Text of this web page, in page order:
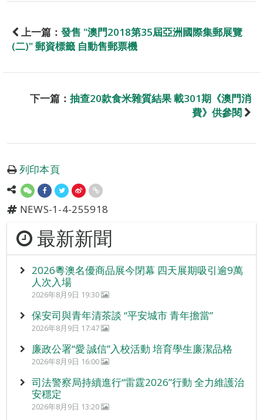
上一篇： 發售 "澳門2018第35屆亞洲國際集郵展覽
(二)" 郵資標籤 自動售郵票機
下一篇： 抽查20款食米雜質結果 載301期《澳門消
費》供參閱
列印本頁
NEWS-1-4-255918
最新新聞
2026粵澳名優商品展今閉幕 四天展期吸引逾9萬
人次入場
2026年8月9日 19:30
保安司與青年清茶談 “平安城市 青年擔當”
2026年8月9日 17:47
廉政公署“愛‧誠信”入校活動 培育學生廉潔品格
2026年8月9日 16:00
司法警察局持續進行“雷霆2026”行動 全力維護治
安穩定
2026年8月9日 13:20